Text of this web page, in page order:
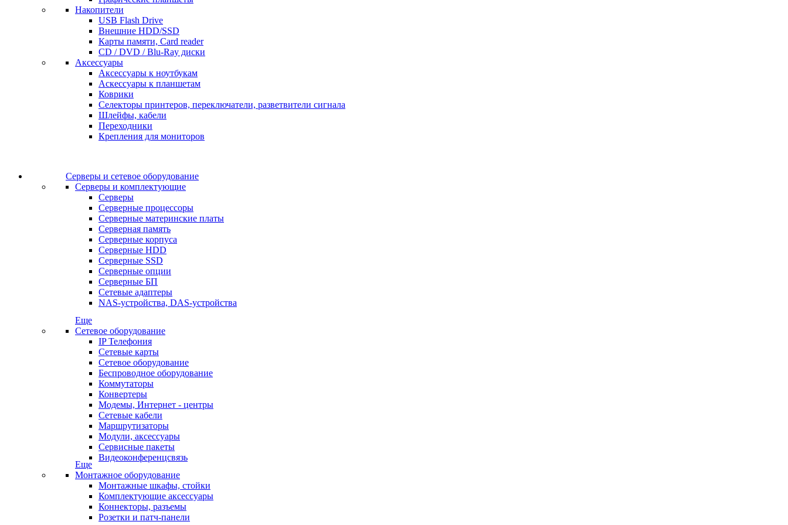
Накопители
USB Flash Drive
Внешние HDD/SSD
Карты памяти, Card reader
CD / DVD / Blu-Ray диски
Аксессуары
Аксессуары к ноутбукам
Аскессуары к планшетам
Коврики
Селекторы принтеров, переключатели, разветвители сигнала
Шлейфы, кабели
Переходники
Крепления для мониторов
Серверы и сетевое оборудование
Серверы и комплектующие
Серверы
Серверные процессоры
Серверные материнские платы
Серверная память
Серверные корпуса
Серверные HDD
Серверные SSD
Серверные опции
Серверные БП
Сетевые адаптеры
NAS-устройства, DAS-устройства
Еще
Сетевое оборудование
IP Телефония
Сетевые карты
Сетевое оборудование
Беспроводное оборудование
Коммутаторы
Конвертеры
Модемы, Интернет - центры
Сетевые кабели
Маршрутизаторы
Модули, аксессуары
Сервисные пакеты
Видеоконференцсвязь
Еще
Монтажное оборудование
Монтажные шкафы, стойки
Комплектующие аксессуары
Коннекторы, разъемы
Розетки и патч-панели